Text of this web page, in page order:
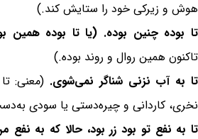
هوش و زیرکی خود را ستایش کند.)
تا بوده چنین بوده. (یا تا بوده همین
تاکنون همین روال و روند بوده.)
تا به آب نزنی شناگر نمی‌شوی. (معنی:
نخری، کاردانی و چیره‌دستی یا سودی
تا به نفع تو بود زر بود، حالا که به نفع